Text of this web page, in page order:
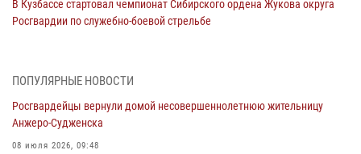
В Кузбассе стартовал чемпионат Сибирского ордена Жукова округа
Росгвардии по служебно-боевой стрельбе
Росгвардейцы задержали в Кемерове дебошира, устроившего
05 августа 2026, 09:30
Росгвардейцы задержали участника драки, причинившего побои
ПОПУЛЯРНЫЕ НОВОСТИ
Росгвардейцы вернули домой несовершеннолетнюю жительницу
Анжеро-Судженска
08 июля 2026, 09:48